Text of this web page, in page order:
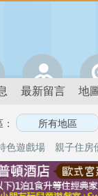
最新留言 地
色遊戲場 親子住房